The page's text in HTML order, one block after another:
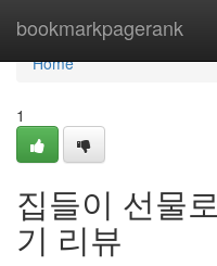
bookmarkpagerank
Home
Home
1
집들이 선물
기 리뷰